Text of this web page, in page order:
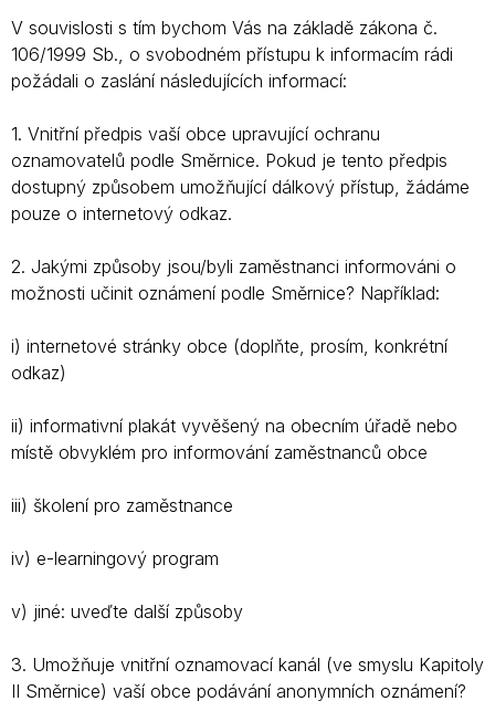
V souvislosti s tím bychom Vás na základě zákona č.
106/1999 Sb., o svobodném přístupu k informacím rádi
požádali o zaslání následujících informací:
1. Vnitřní předpis vaší obce upravující ochranu
oznamovatelů podle Směrnice. Pokud je tento předpis
dostupný způsobem umožňující dálkový přístup, žádáme
pouze o internetový odkaz.
2. Jakými způsoby jsou/byli zaměstnanci informováni o
možnosti učinit oznámení podle Směrnice? Například:
i) internetové stránky obce (doplňte, prosím, konkrétní
odkaz)
ii) informativní plakát vyvěšený na obecním úřadě nebo
místě obvyklém pro informování zaměstnanců obce
iii) školení pro zaměstnance
iv) e-learningový program
v) jiné: uveďte další způsoby
3. Umožňuje vnitřní oznamovací kanál (ve smyslu Kapitoly
II Směrnice) vaší obce podávání anonymních oznámení?